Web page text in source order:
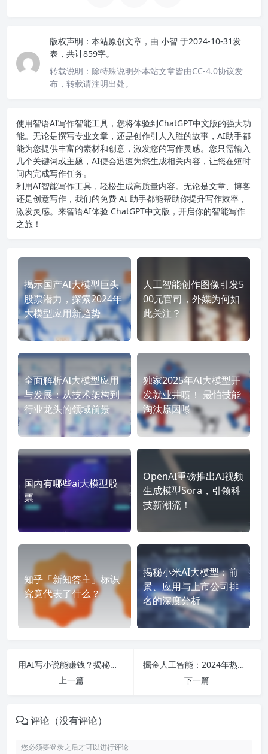
版权声明： 本站原创文章，由 小智 于2024-10-31发
表，共计859字。
转载说明： 除特殊说明外本站文章皆由CC-4.0协议发
布，转载请注明出处。
使用智语AI写作智能工具，您将体验到ChatGPT中文版的强大功
能。无论是撰写专业文章，还是创作引人入胜的故事，AI助手都
能为您提供丰富的素材和创意，激发您的写作灵感。您只需输入
几个关键词或主题，AI便会迅速为您生成相关内容，让您在短时
间内完成写作任务。
利用AI智能写作工具，轻松生成高质量内容。无论是文章、博客
还是创意写作，我们的免费 AI 助手都能帮助你提升写作效率，
激发灵感。来智语AI体验 ChatGPT中文版 ，开启你的智能写作
之旅！
揭示国产AI大模型巨头
股票潜力，探索2024年
大模型应用新趋势
人工智能创作图像引发5
00元官司，外媒为何如
此关注？
全面解析AI大模型应用
与发展：从技术架构到
行业龙头的领域前景
独家2025年AI大模型开
发就业井喷！ 最怕技能
淘汰原因曝
国内有哪些ai大模型股
票
OpenAI重磅推出AI视频
生成模型Sora，引领科
技新潮流！
知乎「新知答主」标识
究竟代表了什么？
揭秘小米AI大模型：前
景、应用与上市公司排
名的深度分析
用AI写小说能赚钱？揭秘真实收入与免费应用的全面指南
上一篇
掘金人工智能：2024年热门专业、就业前景与深度学习应用全解析
下一篇
评论（没有评论）